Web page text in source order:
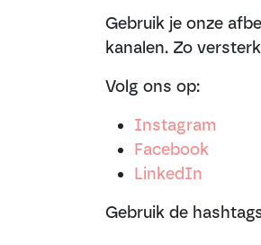
Gebruik je onze
kanalen. Zo
Volg ons op:
Instagram
Facebook
LinkedIn
Gebruik de